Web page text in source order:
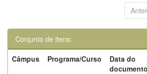
Conjunto de itens:
Câmpus
Programa/Curso
Data do
documento